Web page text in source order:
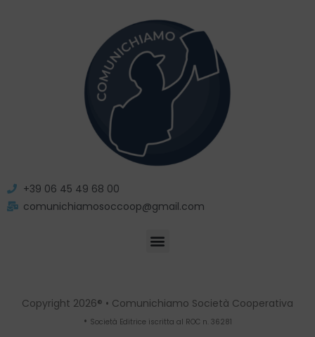
+39 06 45 49 68 00
comunichiamosoccoop@gmail.com
Copyright 2026® • Comunichiamo Società Cooperativa
• Società Editrice iscritta al ROC n. 36281